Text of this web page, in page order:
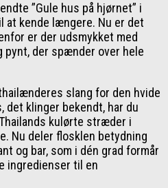
”Gule hus på hjørnet” i
kende længere. Nu er det
er der udsmykket med
pynt, der spænder over hele
slang for den hvide
det klinger bekendt, har du
kulørte stræder i
Nu deler flosklen betydning
og bar, som i dén grad formår
ingredienser til en